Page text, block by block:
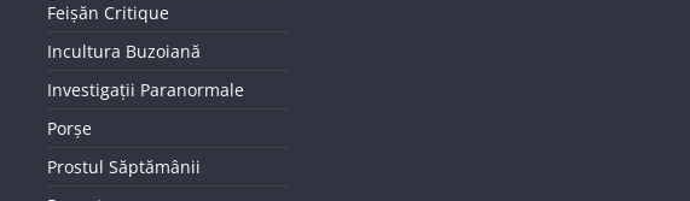
Feișăn Critique
Incultura Buzoiană
Investigații Paranormale
Porșe
Prostul Săptămânii